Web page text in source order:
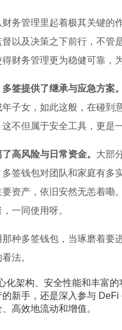
务管理里起着极其关键的
以及决策之下前行，不管
财务管理更为稳健可靠，
签提供了继承与应急方案。
子女，如此这般，在碰
不但属于安全工具，更是
高风险与日常资金。 大部
多签钱包对团队和家庭有多
资产，依旧安然无恙着嘞
一同使用呀。
种多签钱包，当琢磨着要
法。
化架构、安全性能和丰富
新手，还是深入参与
高效地流动和增值。